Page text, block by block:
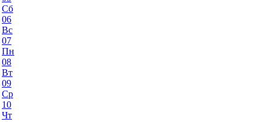
Сб
06
Вс
07
Пн
08
Вт
09
Ср
10
Чт